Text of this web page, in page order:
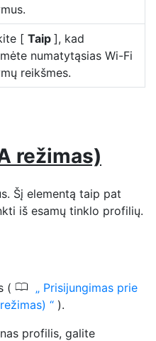
[ Taip ], kad
numatytąsias Wi-Fi
reikšmes.
režimas)
Šį elementą taip pat
iš esamų tinklo profilių.
( 0
Prisijungimas prie
).
profilis, galite